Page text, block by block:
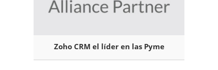
Zoho CRM el líder en las Pyme